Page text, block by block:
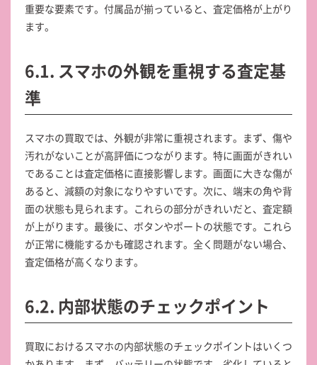
重要な要素です。付属品が揃っていると、査定価格が上がり
ます。
6.1. スマホの外観を重視する査定基
準
スマホの買取では、外観が非常に重視されます。まず、傷や
汚れがないことが高評価につながります。特に画面がきれい
であることは査定価格に直接影響します。画面に大きな傷が
あると、減額の対象になりやすいです。次に、端末の角や背
面の状態も見られます。これらの部分がきれいだと、査定額
が上がります。最後に、ボタンやポートの状態です。これら
が正常に機能するかも確認されます。全く問題がない場合、
査定価格が高くなります。
6.2. 内部状態のチェックポイント
買取におけるスマホの内部状態のチェックポイントはいくつ